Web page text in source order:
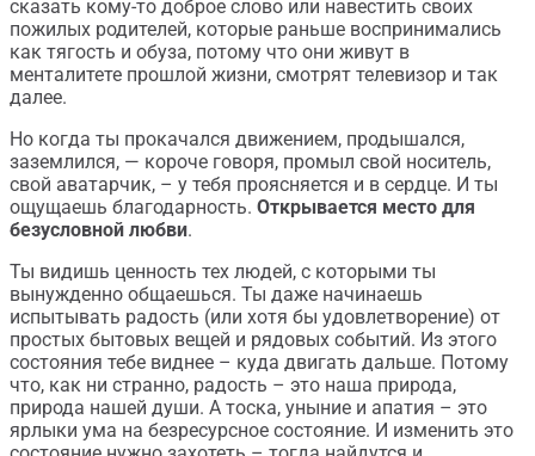
сказать кому-то доброе слово или навестить своих
пожилых родителей, которые раньше воспринимались
как тягость и обуза, потому что они живут в
менталитете прошлой жизни, смотрят телевизор и так
далее.
Но когда ты прокачался движением, продышался,
заземлился, — короче говоря, промыл свой носитель,
свой аватарчик, – у тебя проясняется и в сердце. И ты
ощущаешь благодарность. Открывается место для
безусловной любви.
Ты видишь ценность тех людей, с которыми ты
вынужденно общаешься. Ты даже начинаешь
испытывать радость (или хотя бы удовлетворение) от
простых бытовых вещей и рядовых событий. Из этого
состояния тебе виднее – куда двигать дальше. Потому
что, как ни странно, радость – это наша природа,
природа нашей души. А тоска, уныние и апатия – это
ярлыки ума на безресурсное состояние. И изменить это